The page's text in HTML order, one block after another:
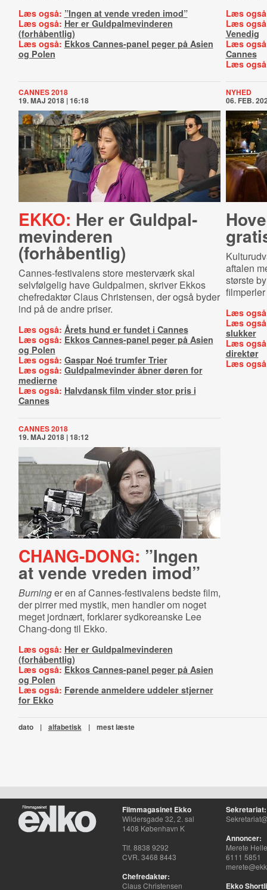
Læs også: ”Ingen at vende vreden imod”
Læs også: Her er Guldpalmevinderen
(forhåbentlig)
Læs også: Ekkos Cannes-panel peger på Asien
og Polen
Læs
Læs
Venedig
Læs
Cannes
Læs
CANNES 2018
19. MAJ 2018 | 16:18
EKKO: Her er Guld­pal­
me­vin­de­ren
(forhåbentlig)
Cannes-festivalens store mesterværk skal
selvfølgelig have Guldpalmen, skriver Ekkos
chefredaktør Claus Christensen, der også byder
ind på de andre priser.
Læs også: Årets hund er fundet i Cannes
Læs også: Ekkos Cannes-panel peger på Asien
og Polen
Læs også: Gaspar Noé trumfer Trier
Læs også: Guldpalmevinder åbner døren for
medierne
Læs også: Halvdansk film vinder stor pris i
Cannes
NYHED
06. FEB.
aftalen
største
Læs
Læs
slukker
Læs
direktør
Læs
CANNES 2018
19. MAJ 2018 | 18:12
CHANG-DONG: ”Ingen
at vende vreden imod”
Burninger en af Cannes-festivalens bedste film,
der pirrer med mystik, men handler om noget
meget jordnært, forklarer sydkoreanske Lee
Chang-dong til Ekko.
Læs også: Her er Guldpalmevinderen
(forhåbentlig)
Læs også: Ekkos Cannes-panel peger på Asien
og Polen
Læs også: Førende anmeldere uddeler stjerner
for Ekko
dato | alfabetisk | mest læste
Filmmagasinet Ekko
Wildersgade 32, 2. sal
1408 København K
Tlf. 8838 9292
CVR. 3468 8443
Chefredaktør:
Claus Christensen
Sekretariat:
Annoncer:
Merete
6111 5851
Ekko